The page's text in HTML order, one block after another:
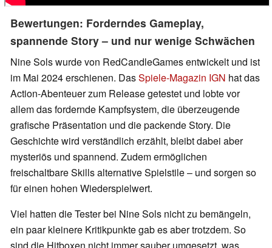
Bewertungen: Forderndes Gameplay,
spannende Story – und nur wenige Schwächen
Nine Sols wurde von RedCandleGames entwickelt und ist
im Mai 2024 erschienen. DasSpiele-Magazin IGN hat das
Action-Abenteuer zum Release getestet und lobte vor
allem das fordernde Kampfsystem, die überzeugende
grafische Präsentation und die packende Story. Die
Geschichte wird verständlich erzählt, bleibt dabei aber
mysteriös und spannend. Zudem ermöglichen
freischaltbare Skills alternative Spielstile – und sorgen so
für einen hohen Wiederspielwert.
Viel hatten die Tester bei Nine Sols nicht zu bemängeln,
ein paar kleinere Kritikpunkte gab es aber trotzdem. So